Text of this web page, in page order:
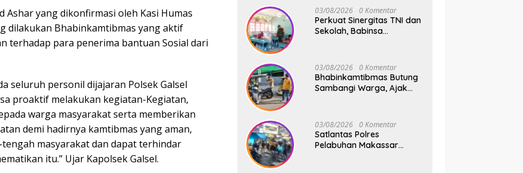
Ashar yang dikonfirmasi oleh Kasi Humas
dilakukan Bhabinkamtibmas yang aktif
terhadap para penerima bantuan Sosial dari
seluruh personil dijajaran Polsek Galsel
proaktif melakukan kegiatan-Kegiatan,
warga masyarakat serta memberikan
demi hadirnya kamtibmas yang aman,
masyarakat dan dapat terhindar
itu.” Ujar Kapolsek Galsel.
Kesehatan
03/08/2026 0 Komentar
Perkuat Sinergitas TNI dan
Sekolah, Babinsa
Center Malakaji
03/08/2026 0 Komentar
Bhabinkamtibmas Butung
Sambangi Warga, Ajak
03/08/2026 0 Komentar
Satlantas Polres
Pelabuhan Makassar